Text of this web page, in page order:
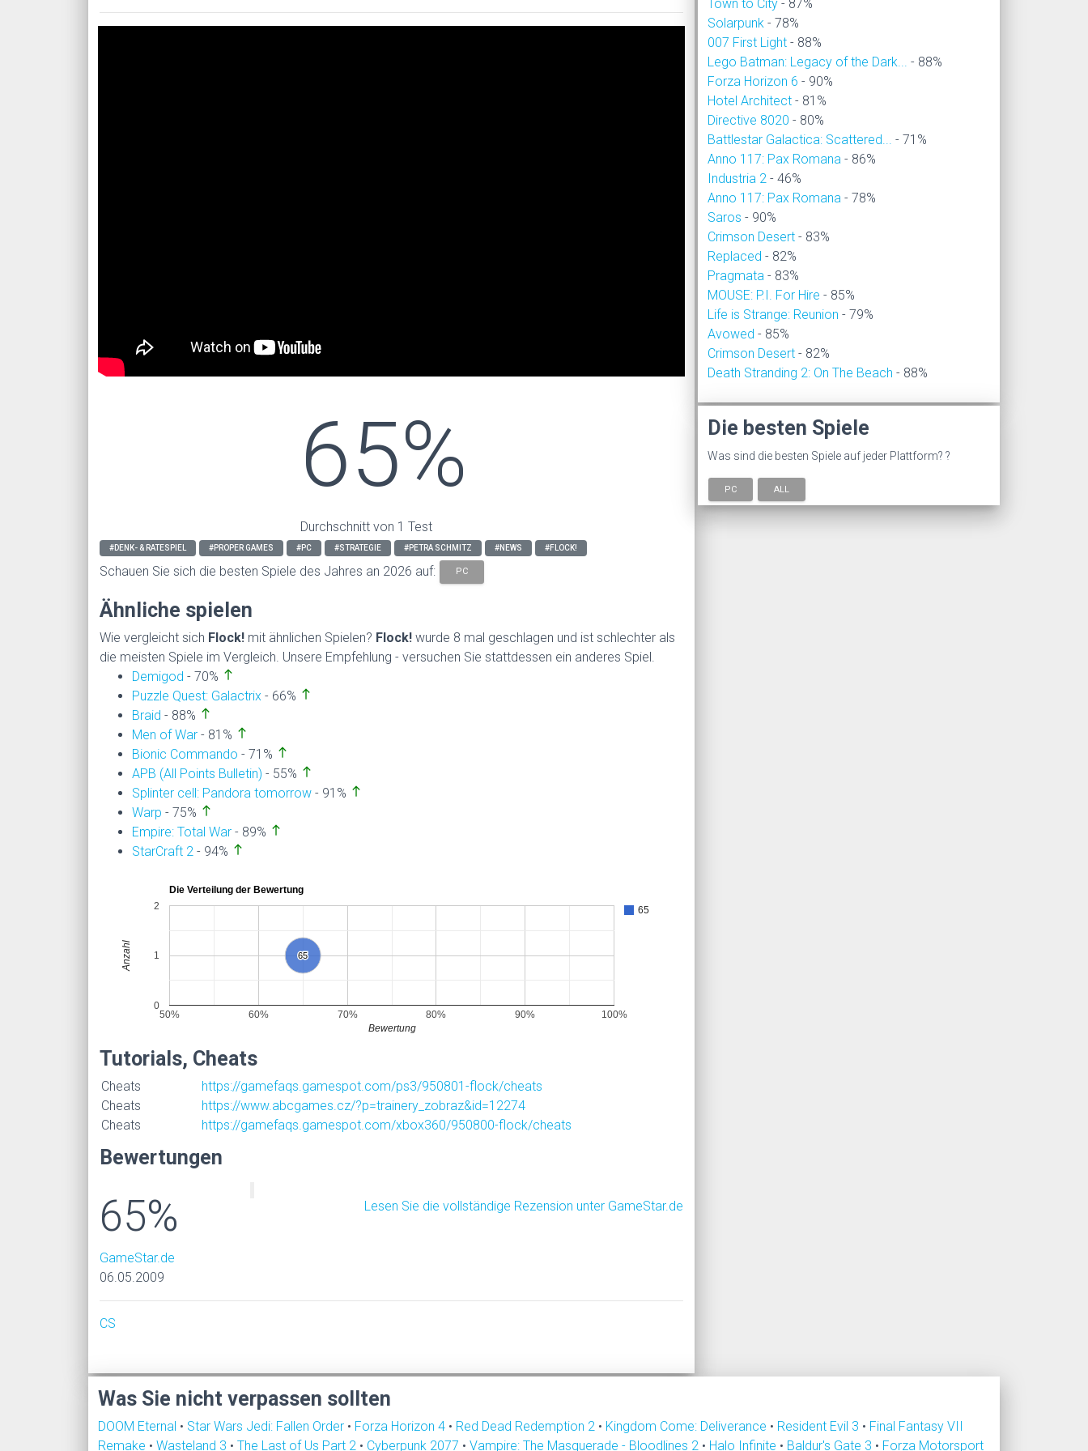
65%
Durchschnitt von 1 Test
#DENK- & RATESPIEL #PROPER GAMES #PC #STRATEGIE #PETRA SCHMITZ #NEWS #FLOCK!
Schauen Sie sich die besten Spiele des Jahres an 2026 auf: PC
Ähnliche spielen
Wie vergleicht sich Flock! mit ähnlichen Spielen? Flock! wurde 8 mal geschlagen und ist schlechter als
die meisten Spiele im Vergleich. Unsere Empfehlung - versuchen Sie stattdessen ein anderes Spiel.
Demigod - 70% north
Puzzle Quest: Galactrix - 66% north
Braid - 88% north
Men of War - 81% north
Bionic Commando - 71% north
APB (All Points Bulletin) - 55% north
Splinter cell: Pandora tomorrow - 91% north
Warp - 75% north
Empire: Total War - 89% north
StarCraft 2 - 94% north
Die Verteilung der Bewertung
65
65
65
50% 60% 70% 80% 90% 100%
0
1
2
Bewertung
Anzahl
Tutorials, Cheats
Cheats
https://gamefaqs.gamespot.com/ps3/950801-flock/cheats
Cheats
https://www.abcgames.cz/?p=trainery_zobraz&id=12274
Cheats
https://gamefaqs.gamespot.com/xbox360/950800-flock/cheats
Bewertungen
65%
GameStar.de
06.05.2009
Lesen Sie die vollständige Rezension unter GameStar.de
CS
Town to City - 87%
Solarpunk - 78%
007 First Light - 88%
Lego Batman: Legacy of the Dark... - 88%
Forza Horizon 6 - 90%
Hotel Architect - 81%
Directive 8020 - 80%
Battlestar Galactica: Scattered... - 71%
Anno 117: Pax Romana - 86%
Industria 2 - 46%
Anno 117: Pax Romana - 78%
Saros - 90%
Crimson Desert - 83%
Replaced - 82%
Pragmata - 83%
MOUSE: P.I. For Hire - 85%
Life is Strange: Reunion - 79%
Avowed - 85%
Crimson Desert - 82%
Death Stranding 2: On The Beach - 88%
Die besten Spiele
Was sind die besten Spiele auf jeder Plattform? ?
PC ALL
Was Sie nicht verpassen sollten
DOOM Eternal • Star Wars Jedi: Fallen Order • Forza Horizon 4 • Red Dead Redemption 2 • Kingdom Come: Deliverance • Resident Evil 3 • Final Fantasy VII
Remake • Wasteland 3 • The Last of Us Part 2 • Cyberpunk 2077 • Vampire: The Masquerade - Bloodlines 2 • Halo Infinite • Baldur's Gate 3 • Forza Motorsport